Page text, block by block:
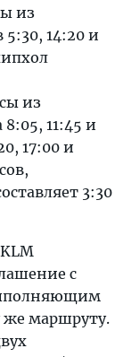
из
14:20 и
из
11:45 и
17:00 и
3:30
с
же маршруту.